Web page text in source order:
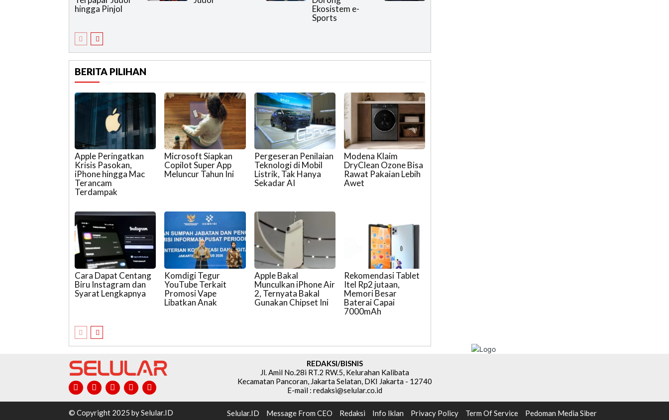
hingga Pinjol
Ekosistem e-
Sports
BERITA PILIHAN
Apple Peringatkan
Krisis Pasokan,
iPhone hingga Mac
Terancam
Terdampak
Microsoft Siapkan
Copilot Super App
Meluncur Tahun Ini
Pergeseran Penilaian
Teknologi di Mobil
Listrik, Tak Hanya
Sekadar AI
Modena Klaim
DryClean Ozone Bisa
Rawat Pakaian Lebih
Awet
Cara Dapat Centang
Biru Instagram dan
Syarat Lengkapnya
Komdigi Tegur
YouTube Terkait
Promosi Vape
Libatkan Anak
Apple Bakal
Munculkan iPhone Air
2, Ternyata Bakal
Gunakan Chipset Ini
Rekomendasi Tablet
Itel Rp2 jutaan,
Memori Besar
Baterai Capai
7000mAh
REDAKSI/BISNIS
Jl. Amil No.28i RT.2 RW.5, Kelurahan Kalibata
Kecamatan Pancoran, Jakarta Selatan, DKI Jakarta - 12740
E-mail : redaksi@selular.co.id
© Copyright 2025 by Selular.ID Selular.ID Message From CEO Redaksi Info Iklan Privacy Policy Term Of Service Pedoman Media Siber